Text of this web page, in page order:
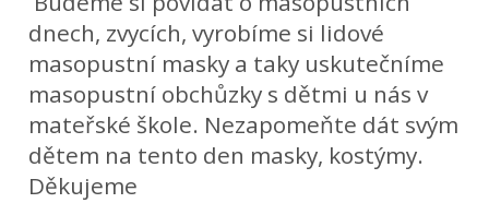
dnech, zvycích, vyrobíme si lidové
masopustní masky a taky uskutečníme
masopustní obchůzky s dětmi u nás v
mateřské škole. Nezapomeňte dát svým
dětem na tento den masky, kostýmy.
Děkujeme